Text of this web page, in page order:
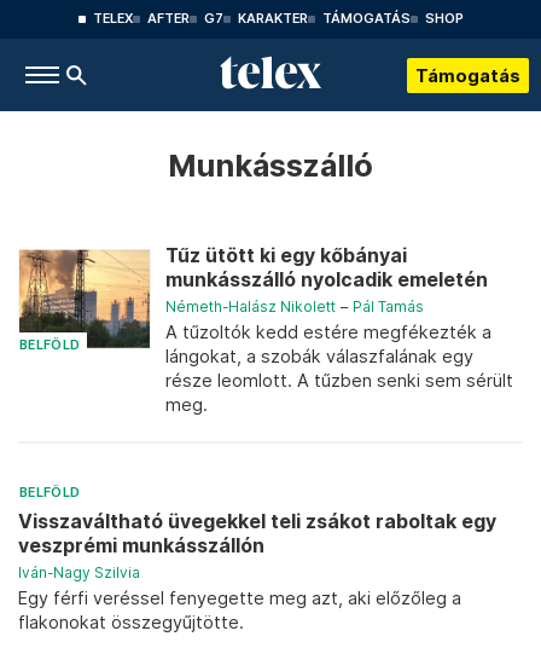
TELEX AFTER G7 KARAKTER TÁMOGATÁS SHOP
Támogatás
Munkásszálló
BELFÖLD
Tűz ütött ki egy kőbányai
munkásszálló nyolcadik emeletén
Németh-Halász Nikolett – Pál Tamás
A tűzoltók kedd estére megfékezték a
lángokat, a szobák válaszfalának egy
része leomlott. A tűzben senki sem sérült
meg.
BELFÖLD
Visszaváltható üvegekkel teli zsákot raboltak egy
veszprémi munkásszállón
Iván-Nagy Szilvia
Egy férfi veréssel fenyegette meg azt, aki előzőleg a
flakonokat összegyűjtötte.